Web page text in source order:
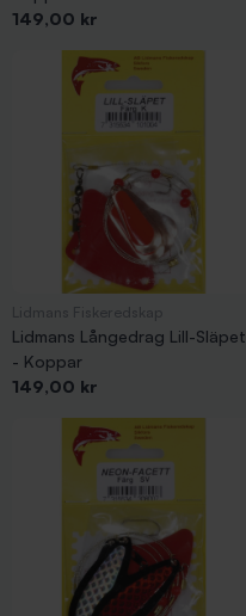
Pris
149,00 kr
Lidmans Långedrag Lill-Släpet
- Koppar
Pris
149,00 kr